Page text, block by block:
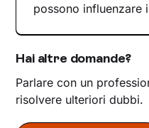
possono influenzare
Hai altre domande?
Parlare con un
risolvere ulteriori dubbi.